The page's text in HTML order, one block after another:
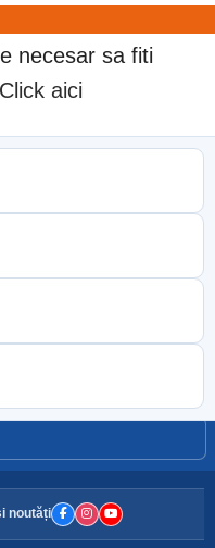
necesar sa fiti
aici
noutăți